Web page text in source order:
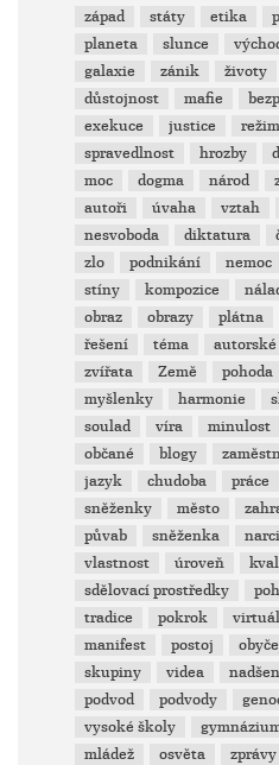
západ
státy etika
planeta
slunce
galaxie
zánik životy
důstojnost
mafie
exekuce
justice režim
spravedlnost
hrozby
moc
dogma národ
autoři
úvaha vztah
nesvoboda
diktatura
zlo
podnikání nemoc
stíny
kompozice
obraz
obrazy plátna
řešení
téma autorské
zvířata
Země pohoda
myšlenky
harmonie
soulad
víra minulost
občané
blogy
jazyk
chudoba práce
sněženky
město
půvab
sněženka
vlastnost
úroveň
sdělovací prostředky
tradice
pokrok
manifest
postoj
skupiny
videa
podvod
podvody
vysoké školy
mládež
osvěta zprávy